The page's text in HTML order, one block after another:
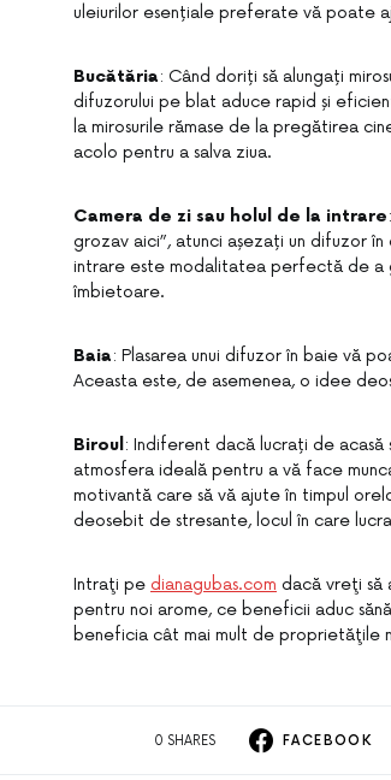
uleiurilor esențiale preferate vă poate
Bucătăria: Când doriți să alungați
difuzorului pe blat aduce rapid și
la mirosurile rămase de la pregătirea
acolo pentru a salva ziua.
Camera de zi sau holul de la intrare
grozav aici”, atunci așezați un difuzor
intrare este modalitatea perfectă de a
îmbietoare.
Baia: Plasarea unui difuzor în baie vă
Aceasta este, de asemenea, o idee
Biroul : Indiferent dacă lucrați de
atmosfera ideală pentru a vă face
motivantă care să vă ajute în timpul
deosebit de stresante, locul în care
Intraţi pe dianagubas.com dacă vreţi să
pentru noi arome, ce beneficii aduc
beneficia cât mai mult de proprietăţile
0 SHARES FACEBOOK